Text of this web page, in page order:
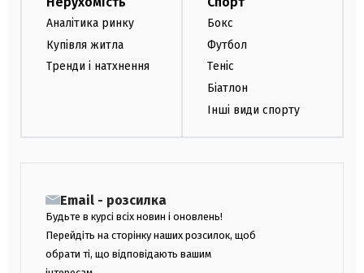
Аналітика ринку
Купівля житла
Тренди і натхнення
Бокс
Футбол
Теніс
Біатлон
Інші види спорту
Email - розсилка
Будьте в курсі всіх новин і оновлень!
Перейдіть на сторінку наших розсилок, щоб
обрати ті, що відповідають вашим